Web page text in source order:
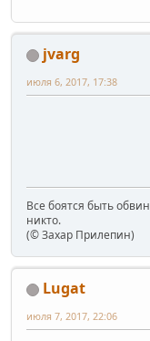
jvarg
июля 6, 2017, 17:38
Все боятся быть
никто.
(© Захар Прилепин)
Lugat
июля 7, 2017, 22:06